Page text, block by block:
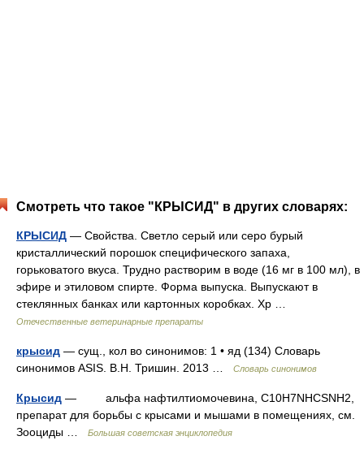
Смотреть что такое "КРЫСИД" в других словарях:
КРЫСИД — Свойства. Светло серый или серо бурый
кристаллический порошок специфического запаха,
горьковатого вкуса. Трудно растворим в воде (16 мг в 100 мл), в
эфире и этиловом спирте. Форма выпуска. Выпускают в
стеклянных банках или картонных коробках. Хр …
Отечественные ветеринарные препараты
крысид — сущ., кол во синонимов: 1 • яд (134) Словарь
синонимов ASIS. В.Н. Тришин. 2013 …
Словарь синонимов
Крысид — альфа нафтилтиомочевина, C10H7NHCSNH2,
препарат для борьбы с крысами и мышами в помещениях, см.
Зооциды …
Большая советская энциклопедия